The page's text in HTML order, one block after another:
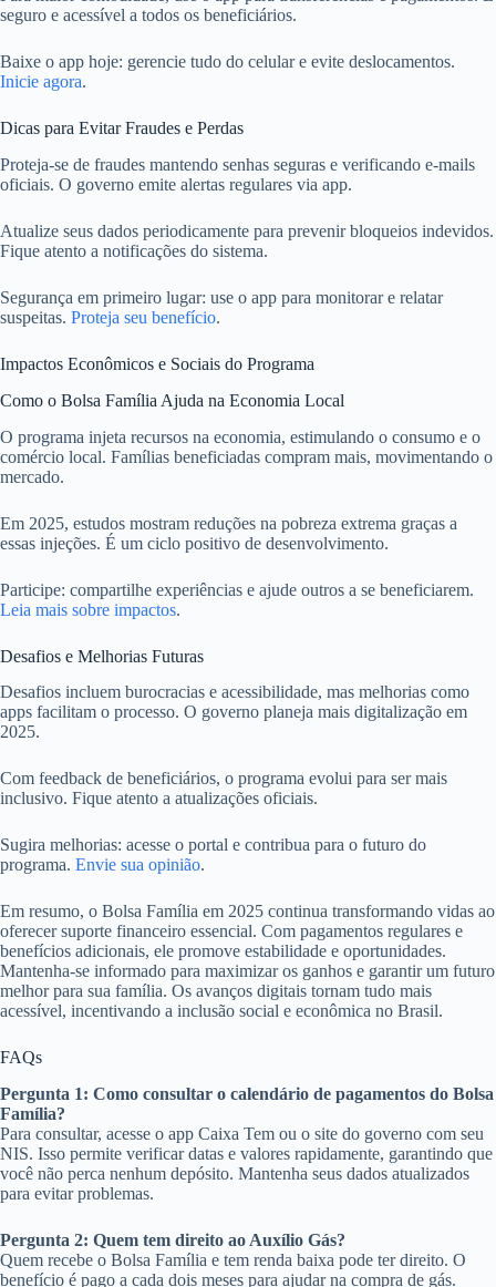
seguro e acessível a todos os beneficiários.
Baixe o app hoje: gerencie tudo do celular e evite deslocamentos.
Inicie agora.
Dicas para Evitar Fraudes e Perdas
Proteja-se de fraudes mantendo senhas seguras e verificando e-mails
oficiais. O governo emite alertas regulares via app.
Atualize seus dados periodicamente para prevenir bloqueios indevidos.
Fique atento a notificações do sistema.
Segurança em primeiro lugar: use o app para monitorar e relatar
suspeitas. Proteja seu benefício.
Impactos Econômicos e Sociais do Programa
Como o Bolsa Família Ajuda na Economia Local
O programa injeta recursos na economia, estimulando o consumo e o
comércio local. Famílias beneficiadas compram mais, movimentando o
mercado.
Em 2025, estudos mostram reduções na pobreza extrema graças a
essas injeções. É um ciclo positivo de desenvolvimento.
Participe: compartilhe experiências e ajude outros a se beneficiarem.
Leia mais sobre impactos.
Desafios e Melhorias Futuras
Desafios incluem burocracias e acessibilidade, mas melhorias como
apps facilitam o processo. O governo planeja mais digitalização em
2025.
Com feedback de beneficiários, o programa evolui para ser mais
inclusivo. Fique atento a atualizações oficiais.
Sugira melhorias: acesse o portal e contribua para o futuro do
programa. Envie sua opinião.
Em resumo, o Bolsa Família em 2025 continua transformando vidas ao
oferecer suporte financeiro essencial. Com pagamentos regulares e
benefícios adicionais, ele promove estabilidade e oportunidades.
Mantenha-se informado para maximizar os ganhos e garantir um futuro
melhor para sua família. Os avanços digitais tornam tudo mais
acessível, incentivando a inclusão social e econômica no Brasil.
FAQs
Pergunta 1: Como consultar o calendário de pagamentos do Bolsa
Família?
Para consultar, acesse o app Caixa Tem ou o site do governo com seu
NIS. Isso permite verificar datas e valores rapidamente, garantindo que
você não perca nenhum depósito. Mantenha seus dados atualizados
para evitar problemas.
Pergunta 2: Quem tem direito ao Auxílio Gás?
Quem recebe o Bolsa Família e tem renda baixa pode ter direito. O
benefício é pago a cada dois meses para ajudar na compra de gás.